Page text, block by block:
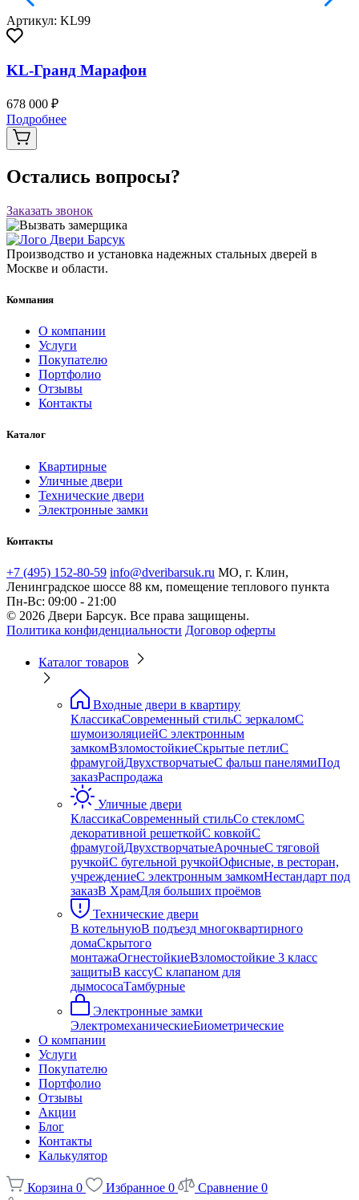
Артикул: KL99
KL-Гранд Марафон
678 000 ₽
Подробнее
Остались вопросы?
Заказать звонок
Производство и установка надежных стальных дверей в
Москве и области.
Компания
О компании
Услуги
Покупателю
Портфолио
Отзывы
Контакты
Каталог
Квартирные
Уличные двери
Технические двери
Электронные замки
Контакты
+7 (495) 152-80-59 info@dveribarsuk.ru МО, г. Клин,
Ленинградское шоссе 88 км, помещение теплового пункта
Пн-Вс: 09:00 - 21:00
© 2026 Двери Барсук. Все права защищены.
Политика конфиденциальности Договор оферты
Каталог товаров
Входные двери в квартиру
КлассикаСовременный стильС зеркаломС
шумоизоляциейС электронным
замкомВзломостойкиеСкрытые петлиС
фрамугойДвухстворчатыеС фальш панелямиПод
заказРаспродажа
Уличные двери
КлассикаСовременный стильСо стекломС
декоративной решеткойС ковкойС
фрамугойДвухстворчатыеАрочныеС тяговой
ручкойС бугельной ручкойОфисные, в ресторан,
учреждениеС электронным замкомНестандарт под
заказВ ХрамДля больших проёмов
Технические двери
В котельнуюВ подъезд многоквартирного
домаСкрытого
монтажаОгнестойкиеВзломостойкие 3 класс
защитыВ кассуС клапаном для
дымососаТамбурные
Электронные замки
ЭлектромеханическиеБиометрические
О компании
Услуги
Покупателю
Портфолио
Отзывы
Акции
Блог
Контакты
Калькулятор
Корзина 0 Избранное 0 Сравнение 0